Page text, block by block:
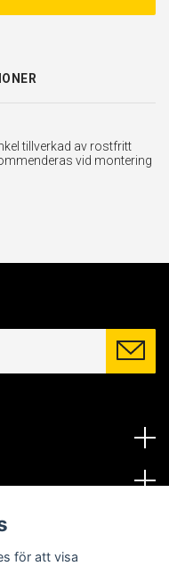
tillverkad av rostfritt
vid montering
för att visa